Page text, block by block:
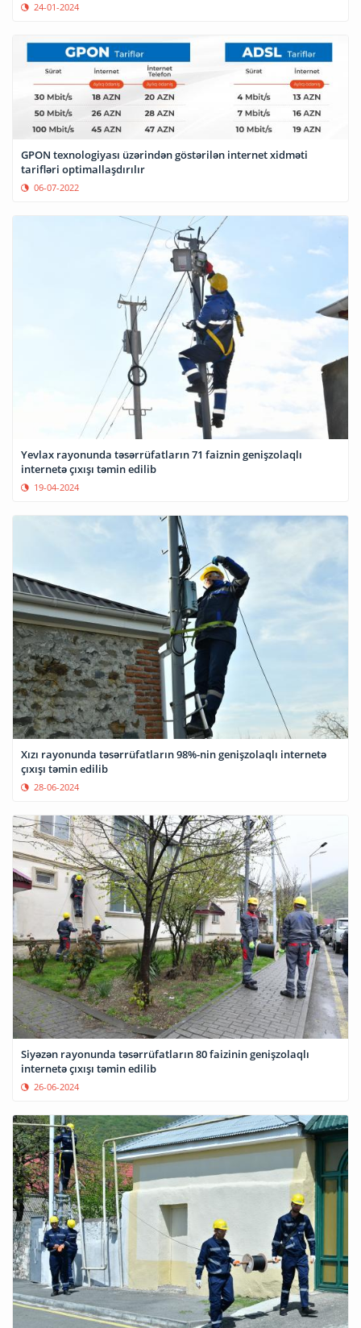
24-01-2024
GPON texnologiyası üzərindən göstərilən internet xidməti
tarifləri optimallaşdırılır
06-07-2022
Yevlax rayonunda təsərrüfatların 71 faiznin genişzolaqlı
internetə çıxışı təmin edilib
19-04-2024
Xızı rayonunda təsərrüfatların 98%-nin genişzolaqlı internetə
çıxışı təmin edilib
28-06-2024
Siyəzən rayonunda təsərrüfatların 80 faizinin genişzolaqlı
internetə çıxışı təmin edilib
26-06-2024